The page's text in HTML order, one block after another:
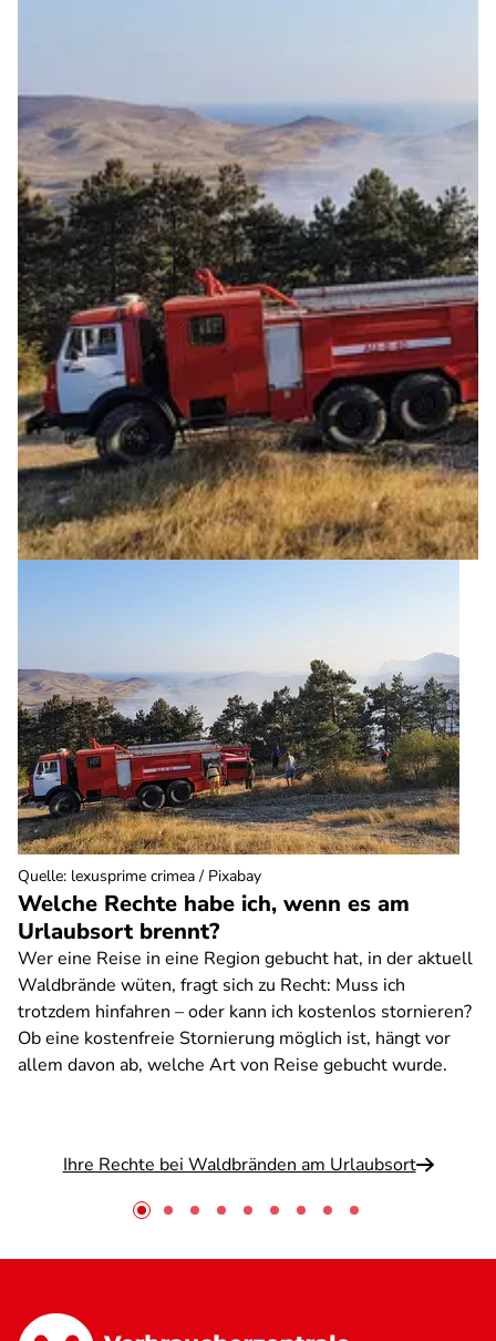
Welche Rechte habe ich, wenn es am
Urlaubsort brennt?
Wer eine Reise in eine Region gebucht hat, in der aktuell
Waldbrände wüten, fragt sich zu Recht: Muss ich
trotzdem hinfahren – oder kann ich kostenlos stornieren?
Ob eine kostenfreie Stornierung möglich ist, hängt vor
allem davon ab, welche Art von Reise gebucht wurde.
Ihre Rechte bei Waldbränden am Urlaubsort
Quelle: lexusprime crimea / Pixabay